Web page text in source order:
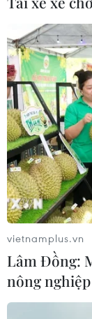
vietnamplus.vn
Lâm Đồng:
nông